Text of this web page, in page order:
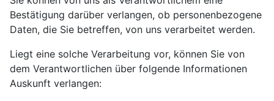
Bestätigung darüber verlangen, ob personenbezogene
Daten, die Sie betreffen, von uns verarbeitet werden.
Liegt eine solche Verarbeitung vor, können Sie von
dem Verantwortlichen über folgende Informationen
Auskunft verlangen: